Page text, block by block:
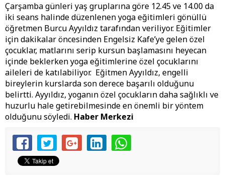
Çarşamba günleri yaş gruplarına göre 12.45 ve 14.00 da
iki seans halinde düzenlenen yoga eğitimleri gönüllü
öğretmen Burcu Ayyıldız tarafından veriliyor. Eğitimler
için dakikalar öncesinden Engelsiz Kafe’ye gelen özel
çocuklar, matlarını serip kursun başlamasını heyecan
içinde beklerken yoga eğitimlerine özel çocuklarını
aileleri de katılabiliyor. Eğitmen Ayyıldız, engelli
bireylerin kurslarda son derece başarılı olduğunu
belirtti. Ayyıldız, yoganın özel çocukların daha sağlıklı ve
huzurlu hale getirebilmesinde en önemli bir yöntem
olduğunu söyledi. Haber Merkezi